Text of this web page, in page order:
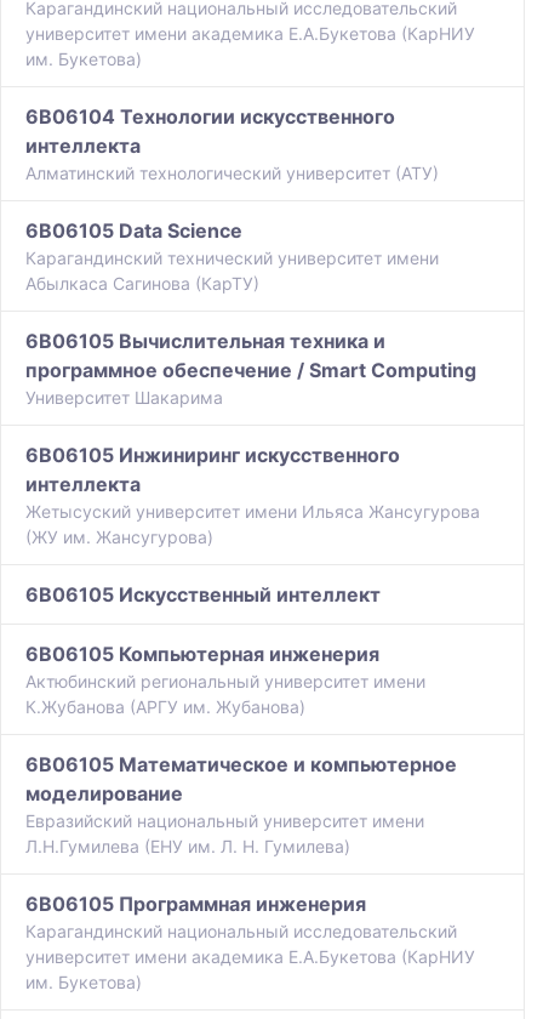
Карагандинский национальный исследовательский
университет имени академика Е.А.Букетова (КарНИУ
им. Букетова)
6B06104 Технологии искусственного
интеллекта
Алматинский технологический университет (АТУ)
6B06105 Data Science
Карагандинский технический университет имени
Абылкаса Сагинова (КарТУ)
6B06105 Вычислительная техника и
программное обеспечение / Smart Computing
Университет Шакарима
6B06105 Инжиниринг искусственного
интеллекта
Жетысуский университет имени Ильяса Жансугурова
(ЖУ им. Жансугурова)
6B06105 Искусственный интеллект
6B06105 Компьютерная инженерия
Актюбинский региональный университет имени
К.Жубанова (АРГУ им. Жубанова)
6B06105 Математическое и компьютерное
моделирование
Евразийский национальный университет имени
Л.Н.Гумилева (ЕНУ им. Л. Н. Гумилева)
6B06105 Программная инженерия
Карагандинский национальный исследовательский
университет имени академика Е.А.Букетова (КарНИУ
им. Букетова)